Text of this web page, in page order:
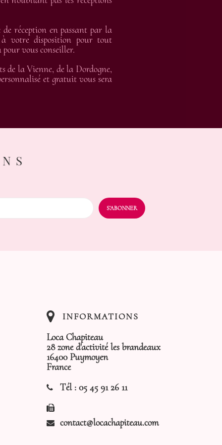
réception en passant par la
à votre disposition pour tout
vous conseiller.
de la Vienne, de la Dordogne,
et gratuit vous sera
INFORMATIONS
Loca Chapiteau
28 zone d'activité les brandeaux
16400 Puymoyen
France
Tél : 05 45 91 26 11
contact@locachapiteau.com